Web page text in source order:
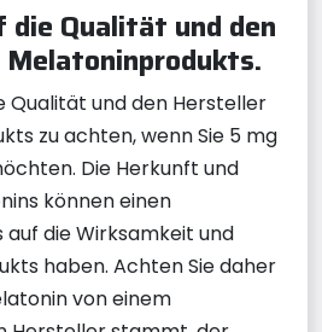
die Qualität und den
Qualität und den Hersteller
zu achten, wenn Sie 5 mg
Die Herkunft und
können einen
auf die Wirksamkeit und
haben. Achten Sie daher
von einem